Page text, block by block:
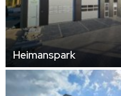
Heimanspark